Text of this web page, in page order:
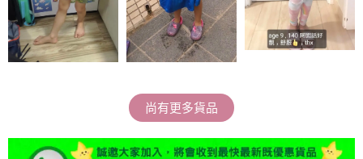
尚有更多貨品